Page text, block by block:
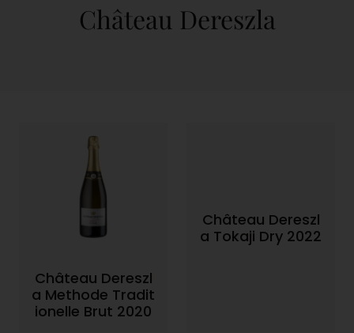
Château Dereszla
Château Dereszl
a Methode Tradit
ionelle Brut 2020
Château Dereszl
a Tokaji Dry 2022